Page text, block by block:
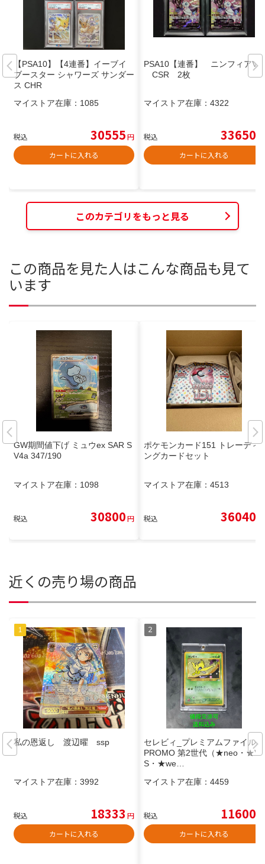
【PSA10】【4連番】イーブイ
ブースター シャワーズ サンダー
ス CHR
マイストア在庫： 1085
税込 30555円
カートに入れる
PSA10【連番】 ニンフィアV
CSR 2枚
マイストア在庫： 4322
税込 33650
カートに入れる
このカテゴリをもっと見る
この商品を見た人はこんな商品も見て
います
GW期間値下げ ミュウex SAR S
V4a 347/190
マイストア在庫： 1098
税込 30800円
ポケモンカード151 トレーディ
ングカードセット
マイストア在庫： 4513
税込 36040
近くの売り場の商品
私の恩返し 渡辺曜 ssp
マイストア在庫： 3992
税込 18333 円
カートに入れる
セレビィ_プレミアムファイル3
PROMO 第2世代（★neo・★V
S・★we…
マイストア在庫： 4459
税込 11600
カートに入れる